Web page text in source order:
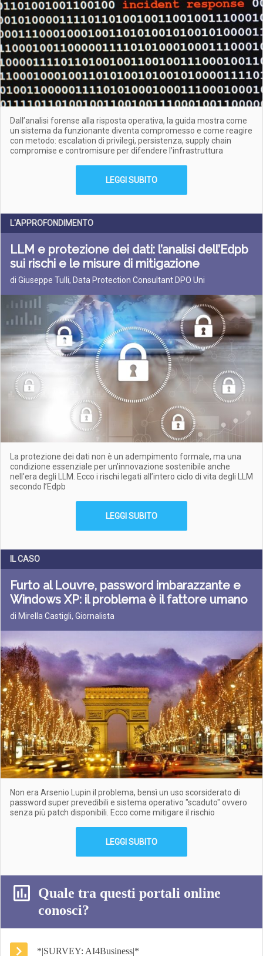
Dall’analisi forense alla risposta operativa, la guida mostra come
un sistema da funzionante diventa compromesso e come reagire
con metodo: escalation di privilegi, persistenza, supply chain
compromise e contromisure per difendere l’infrastruttura
LEGGI SUBITO
L'APPROFONDIMENTO
LLM e protezione dei dati: l’analisi dell’Edpb
sui rischi e le misure di mitigazione
di Giuseppe Tulli, Data Protection Consultant DPO Uni
La protezione dei dati non è un adempimento formale, ma una
condizione essenziale per un’innovazione sostenibile anche
nell'era degli LLM. Ecco i rischi legati all’intero ciclo di vita degli LLM
secondo l’Edpb
LEGGI SUBITO
IL CASO
Furto al Louvre, password imbarazzante e
Windows XP: il problema è il fattore umano
di Mirella Castigli, Giornalista
Non era Arsenio Lupin il problema, bensì un uso scorsiderato di
password super prevedibili e sistema operativo "scaduto" ovvero
senza più patch disponibili. Ecco come mitigare il rischio
LEGGI SUBITO
Quale tra questi portali online
conosci?
*|SURVEY: AI4Business|*